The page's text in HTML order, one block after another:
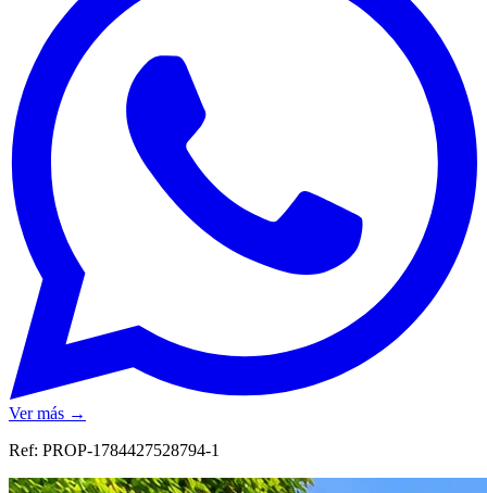
Ver más →
Ref: PROP-1784427528794-1